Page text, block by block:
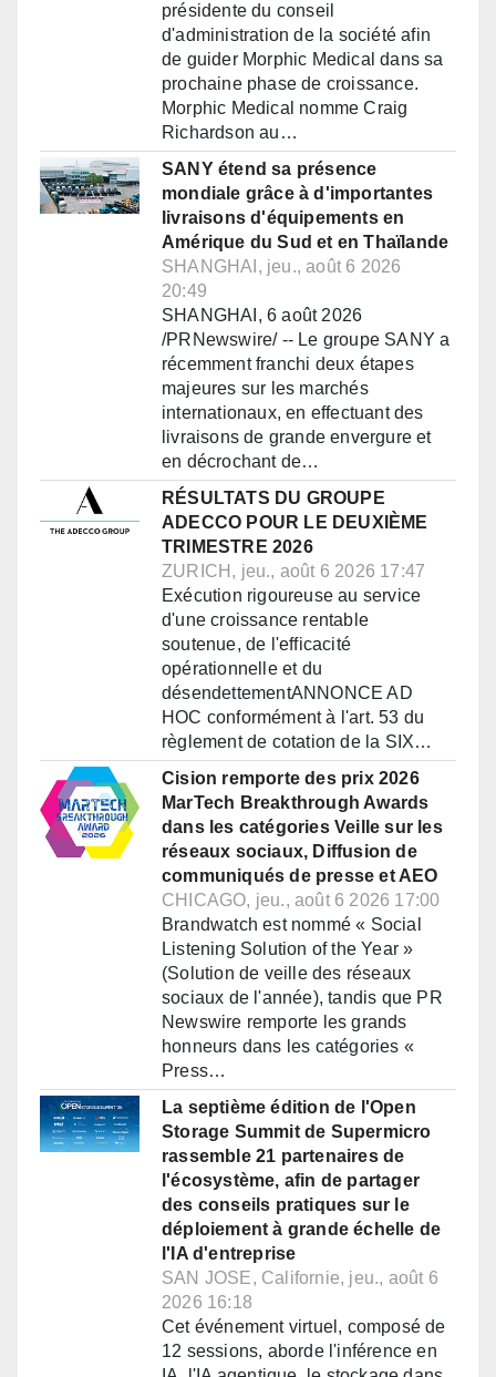
présidente du conseil
d'administration de la société afin
de guider Morphic Medical dans sa
prochaine phase de croissance.
Morphic Medical nomme Craig
Richardson au…
SANY étend sa présence
mondiale grâce à d'importantes
livraisons d'équipements en
Amérique du Sud et en Thaïlande
SHANGHAI, jeu., août 6 2026
20:49
SHANGHAI, 6 août 2026
/PRNewswire/ -- Le groupe SANY a
récemment franchi deux étapes
majeures sur les marchés
internationaux, en effectuant des
livraisons de grande envergure et
en décrochant de…
RÉSULTATS DU GROUPE
ADECCO POUR LE DEUXIÈME
TRIMESTRE 2026
ZURICH, jeu., août 6 2026 17:47
Exécution rigoureuse au service
d'une croissance rentable
soutenue, de l'efficacité
opérationnelle et du
désendettementANNONCE AD
HOC conformément à l'art. 53 du
règlement de cotation de la SIX…
Cision remporte des prix 2026
MarTech Breakthrough Awards
dans les catégories Veille sur les
réseaux sociaux, Diffusion de
communiqués de presse et AEO
CHICAGO, jeu., août 6 2026 17:00
Brandwatch est nommé « Social
Listening Solution of the Year »
(Solution de veille des réseaux
sociaux de l'année), tandis que PR
Newswire remporte les grands
honneurs dans les catégories «
Press…
La septième édition de l'Open
Storage Summit de Supermicro
rassemble 21 partenaires de
l'écosystème, afin de partager
des conseils pratiques sur le
déploiement à grande échelle de
l'IA d'entreprise
SAN JOSE, Californie, jeu., août 6
2026 16:18
Cet événement virtuel, composé de
12 sessions, aborde l'inférence en